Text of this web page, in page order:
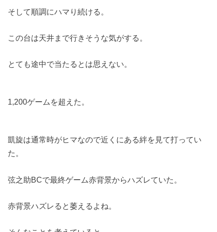
そして順調にハマり続ける。
この台は天井まで行きそうな気がする。
とても途中で当たるとは思えない。
1,200ゲームを超えた。
凱旋は通常時がヒマなので近くにある絆を見て打ってい
た。
弦之助BCで最終ゲーム赤背景からハズレていた。
赤背景ハズレると萎えるよね。